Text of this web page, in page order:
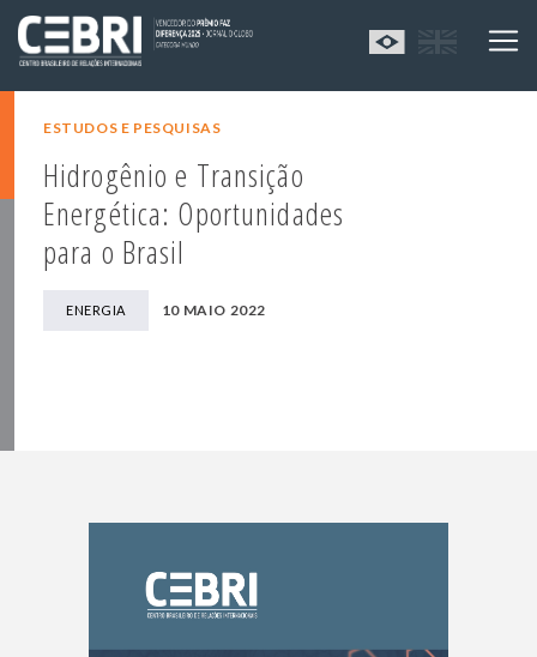
ESTUDOS E PESQUISAS
Hidrogênio e Transição
Energética: Oportunidades
para o Brasil
ENERGIA 10 MAIO 2022